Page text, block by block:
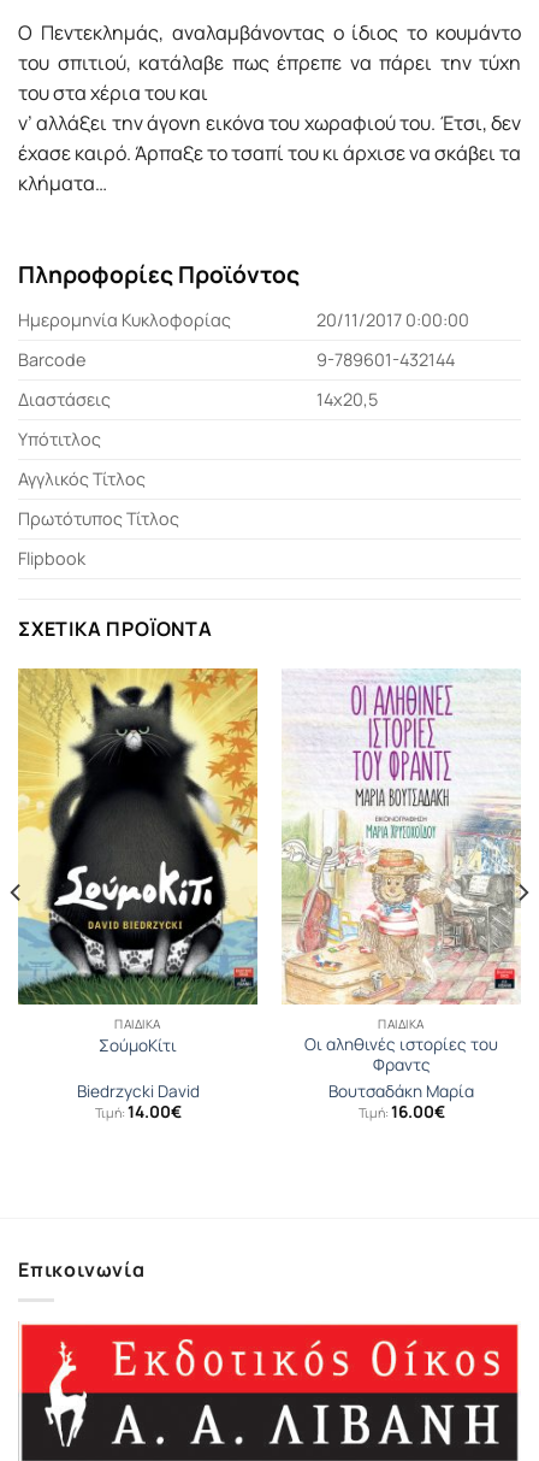
Ο Πεντεκληµάς, αναλαµβάνοντας ο ίδιος το κουµάντο
του σπιτιού, κατάλαβε πως έπρεπε να πάρει την τύχη
του στα χέρια του και
ν’ αλλάξει την άγονη εικόνα του χωραφιού του. Έτσι, δεν
έχασε καιρό. Άρπαξε το τσαπί του κι άρχισε να σκάβει τα
κλήµατα…
Πληροφορίες Προϊόντος
Ημερομηνία Κυκλοφορίας
20/11/2017 0:00:00
Barcode
9-789601-432144
Διαστάσεις
14x20,5
Υπότιτλος
Αγγλικός Τίτλος
Πρωτότυπος Τίτλος
Flipbook
ΣΧΕΤΙΚΆ ΠΡΟΪΌΝΤΑ
ΠΑΙΔΙΚΆ
ΣούμοΚίτι
Biedrzycki David
Τιμή: 14.00€
ΠΑΙΔΙΚΆ
Οι αληθινές ιστορίες του
Φραντς
Βουτσαδάκη Μαρία
Τιμή: 16.00€
Επικοινωνία